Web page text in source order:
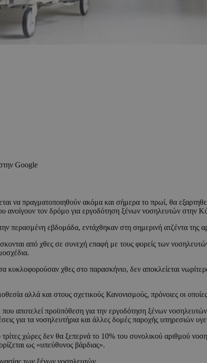
Google
να πραγματοποιηθούν ακόμα και σήμερα το πρωί, θα
ανοίγουν τον δρόμο για εργοδότηση ξένων νοσηλευτών στην
περασμένη εβδομάδα, εντάχθηκαν στη σημερινή ατζέντα της
από χθες σε συνεχή επαφή με τους φορείς των
χθες στο παρασκήνιο, δεν αποκλείεται
αλλά και στους σχετικούς Κανονισμούς, πρόνοιες οι
που αποτελεί προϋπόθεση για την εργοδότηση ξένων
για τα νοσηλευτήρια και άλλες δομές παροχής υπηρεσιών
χώρες δεν θα ξεπερνά το 10% του συνολικού αριθμού
ως «υπεύθυνος βάρδιας».